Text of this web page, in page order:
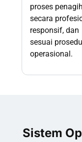
proses
secara
responsif, dan
sesuai
operasional.
Sistem